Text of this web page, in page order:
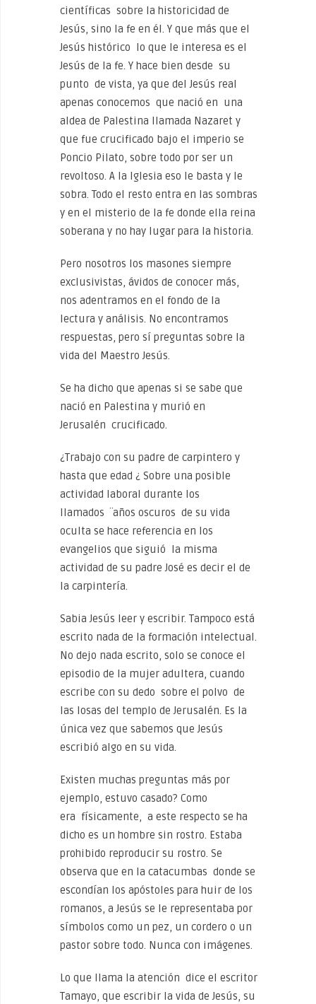
científicas sobre la historicidad de
Jesús, sino la fe en él. Y que más que el
Jesús histórico lo que le interesa es el
Jesús de la fe. Y hace bien desde su
punto de vista, ya que del Jesús real
apenas conocemos que nació en una
aldea de Palestina llamada Nazaret y
que fue crucificado bajo el imperio se
Poncio Pilato, sobre todo por ser un
revoltoso. A la Iglesia eso le basta y le
sobra. Todo el resto entra en las sombras
y en el misterio de la fe donde ella reina
soberana y no hay lugar para la historia.
Pero nosotros los masones siempre
exclusivistas, ávidos de conocer más,
nos adentramos en el fondo de la
lectura y análisis. No encontramos
respuestas, pero sí preguntas sobre la
vida del Maestro Jesús.
Se ha dicho que apenas si se sabe que
nació en Palestina y murió en
Jerusalén crucificado.
¿Trabajo con su padre de carpintero y
hasta que edad ¿ Sobre una posible
actividad laboral durante los
llamados ¨años oscuros de su vida
oculta se hace referencia en los
evangelios que siguió la misma
actividad de su padre José es decir el de
la carpintería.
Sabia Jesús leer y escribir. Tampoco está
escrito nada de la formación intelectual.
No dejo nada escrito, solo se conoce el
episodio de la mujer adultera, cuando
escribe con su dedo sobre el polvo de
las losas del templo de Jerusalén. Es la
única vez que sabemos que Jesús
escribió algo en su vida.
Existen muchas preguntas más por
ejemplo, estuvo casado? Como
era físicamente, a este respecto se ha
dicho es un hombre sin rostro. Estaba
prohibido reproducir su rostro. Se
observa que en la catacumbas donde se
escondían los apóstoles para huir de los
romanos, a Jesús se le representaba por
símbolos como un pez, un cordero o un
pastor sobre todo. Nunca con imágenes.
Lo que llama la atención dice el escritor
Tamayo, que escribir la vida de Jesús, su